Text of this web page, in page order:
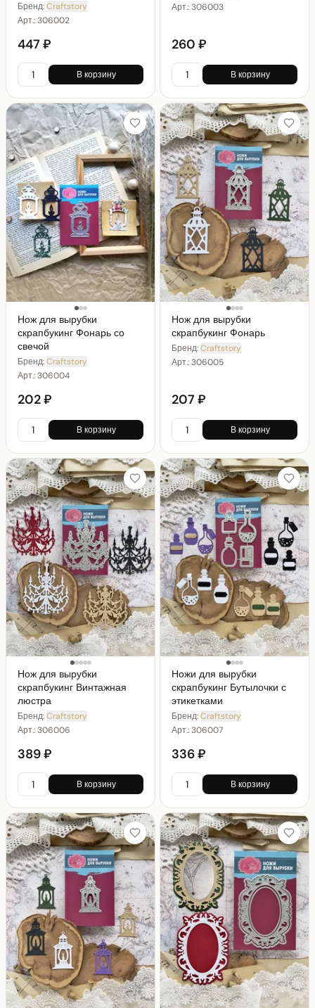
Бренд:Craftstory
Арт.:306002
447 ₽
В корзину
Арт.:306003
260 ₽
В корзину
Нож для вырубки
скрапбукинг Фонарь со
свечой
Бренд:Craftstory
Арт.:306004
202 ₽
В корзину
Нож для вырубки
скрапбукинг Фонарь
Бренд:Craftstory
Арт.:306005
207 ₽
В корзину
Нож для вырубки
скрапбукинг Винтажная
люстра
Бренд:Craftstory
Арт.:306006
389 ₽
В корзину
Ножи для вырубки
скрапбукинг Бутылочки с
этикетками
Бренд:Craftstory
Арт.:306007
336 ₽
В корзину